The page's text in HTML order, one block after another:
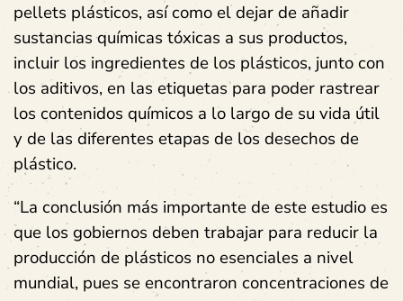
pellets plásticos, así como el dejar de añadir
sustancias químicas tóxicas a sus productos,
incluir los ingredientes de los plásticos, junto con
los aditivos, en las etiquetas para poder rastrear
los contenidos químicos a lo largo de su vida útil
y de las diferentes etapas de los desechos de
plástico.
“La conclusión más importante de este estudio es
que los gobiernos deben trabajar para reducir la
producción de plásticos no esenciales a nivel
mundial, pues se encontraron concentraciones de